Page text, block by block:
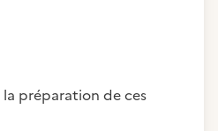
préparation de ces